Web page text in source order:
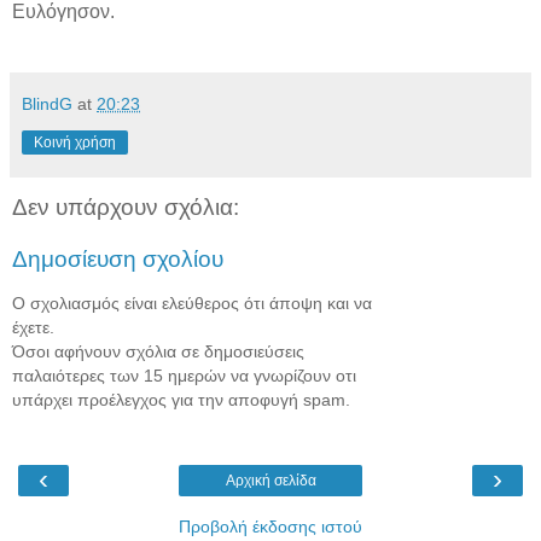
Ευλόγησον.
BlindG at 20:23
Κοινή χρήση
Δεν υπάρχουν σχόλια:
Δημοσίευση σχολίου
Ο σχολιασμός είναι ελεύθερος ότι άποψη και να
έχετε.
Όσοι αφήνουν σχόλια σε δημοσιεύσεις
παλαιότερες των 15 ημερών να γνωρίζουν οτι
υπάρχει προέλεγχος για την αποφυγή spam.
‹ ›
Αρχική σελίδα
Προβολή έκδοσης ιστού